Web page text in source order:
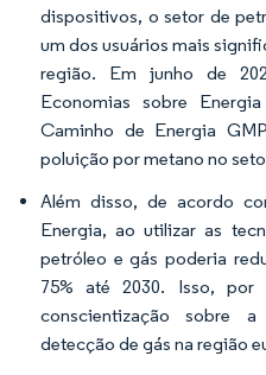
dispositivos, o setor de
um dos usuários mais
região. Em junho de
Economias sobre
Caminho de Energia
poluição por metano no
Além disso, de acordo
Energia, ao utilizar as
petróleo e gás poderia
75% até 2030. Isso, por
conscientização sobre
detecção de gás na região